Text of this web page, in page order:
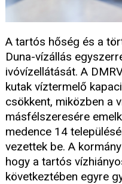
A tartós hőség és a
Duna-vízállás
ivóvízellátását. A
kutak víztermelő
csökkent, miközben a
másfélszeresére
medence 14
vezettek be. A
hogy a tartós
következtében egyre